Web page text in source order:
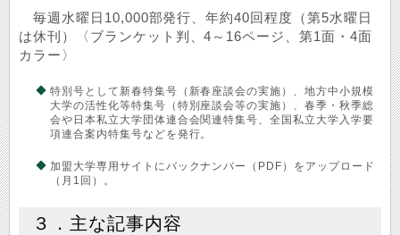
毎週水曜日10,000部発行、年約40回程度（第5水曜日
は休刊）〈ブランケット判、4～16ページ、第1面・4面
カラー〉
特別号として新春特集号（新春座談会の実施）、地方中小規模
大学の活性化等特集号（特別座談会等の実施）、春季・秋季総
会や日本私立大学団体連合会関連特集号、全国私立大学入学要
項連合案内特集号などを発行。
加盟大学専用サイトにバックナンバー（PDF）をアップロード
（月1回）。
３．主な記事内容